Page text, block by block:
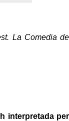
La Comedia de
interpretada per